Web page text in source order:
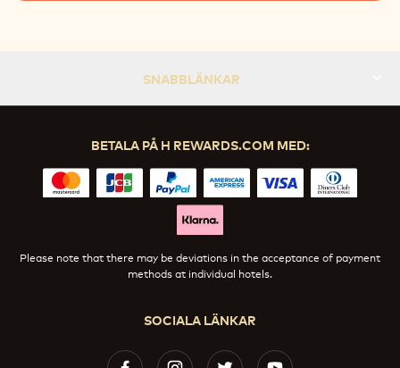
SNABBLÄNKAR
SOCIALA LÄNKAR
BETALA PÅ H REWARDS.COM MED:
Please note that there may be deviations in the acceptance of payment
methods at individual hotels.